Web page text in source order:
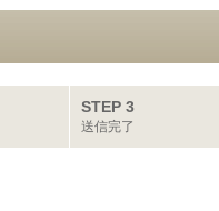
STEP 3
送信完了